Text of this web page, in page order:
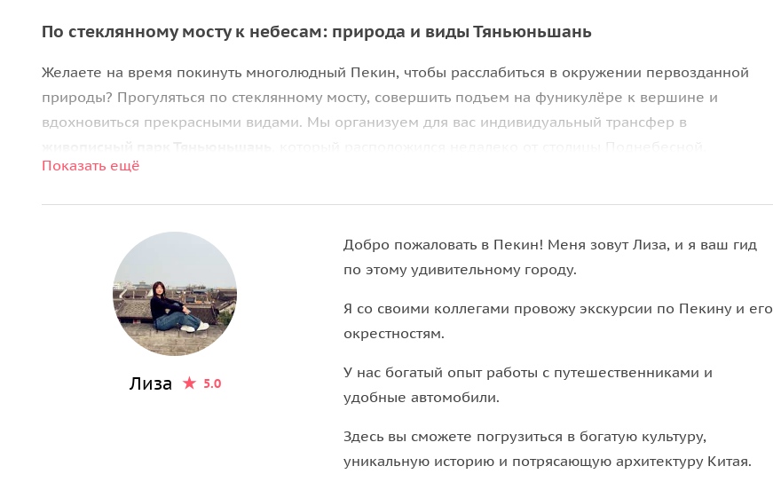
По стеклянному мосту к небесам: природа и виды Тяньюньшань
Желаете на время покинуть многолюдный Пекин, чтобы расслабиться в окружении первозданной
природы? Прогуляться по стеклянному мосту, совершить подъем на фуникулёре к вершине и
вдохновиться прекрасными видами. Мы организуем для вас индивидуальный трансфер в
водопадов, красивых деревьев и мощных скал. Вас также будет ждать прогулка по необычному
стеклянному мосту среди гор
и поездка на канатной дороге. Вы полюбуетесь пейзажами, как из
фантастических фильмов, а после наш водитель доставит вас на чайную церемонию, а затем, по
желанию, в ресторан или торговый центр.
чайной церемонии
атмосферой настоящего Китая.
Показать ещё
Лиза 5.0
Добро пожаловать в Пекин! Меня зовут Лиза, и я ваш гид
по этому удивительному городу.
Я со своими коллегами провожу экскурсии по Пекину и его
окрестностям.
У нас богатый опыт работы с путешественниками и
удобные автомобили.
Здесь вы сможете погрузиться в богатую культуру,
уникальную историю и потрясающую архитектуру Китая.